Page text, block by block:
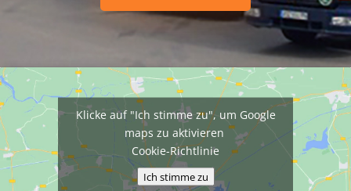
Klicke auf "Ich stimme zu", um Google
maps zu aktivieren
Cookie-Richtlinie
Ich stimme zu